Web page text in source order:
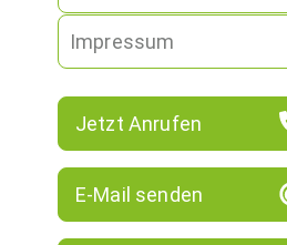
Impressum
Jetzt Anrufen
E-Mail senden